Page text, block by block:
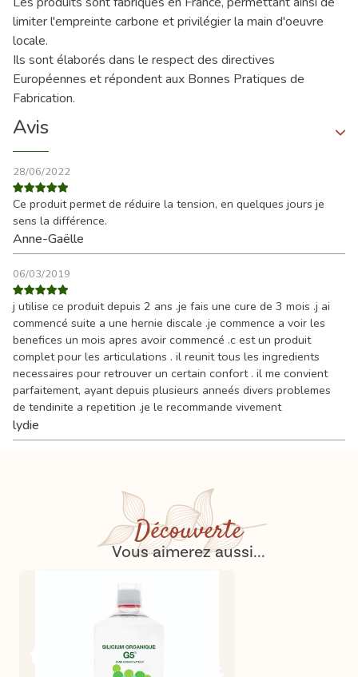
limiter l'empreinte carbone et privilégier la main d'oeuvre
locale.
Ils sont élaborés dans le respect des directives
Européennes et répondent aux Bonnes Pratiques de
Fabrication.
Avis
28/06/2022
Ce produit permet de réduire la tension, en quelques jours je
sens la différence.
Anne-Gaëlle
06/03/2019
j utilise ce produit depuis 2 ans .je fais une cure de 3 mois .j ai
commencé suite a une hernie discale .je commence a voir les
benefices un mois apres avoir commencé .c est un produit
complet pour les articulations . il reunit tous les ingredients
necessaires pour retrouver un certain confort . il me convient
parfaitement, ayant depuis plusieurs anneés divers problemes
de tendinite a repetition .je le recommande vivement
lydie
Découverte
Vous aimerez aussi...